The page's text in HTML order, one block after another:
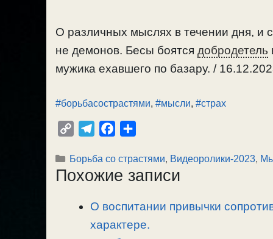
О различных мыслях в течении дня, и
не демонов. Бесы боятся добродетель
мужика ехавшего по базару. /
#борьбасострастями, #мысли, #страх
p
y
l
e
r
a
c
e
o
o
п
р
в
и
Рубрики
Борьба со страстями, Видеоролики-2023,
Похожие записи
О воспитании привычки
характере.